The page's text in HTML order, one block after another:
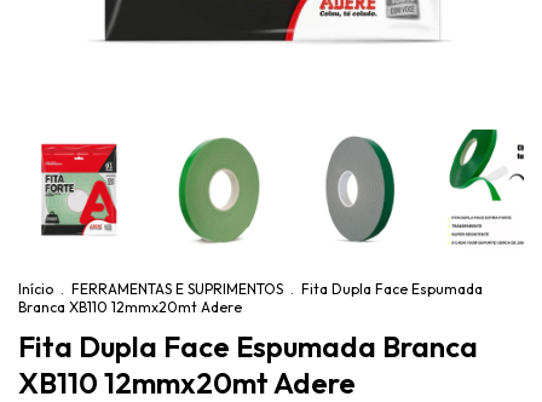
Início . FERRAMENTAS E SUPRIMENTOS . Fita Dupla Face Espumada
Branca XB110 12mmx20mt Adere
Fita Dupla Face Espumada Branca
XB110 12mmx20mt Adere